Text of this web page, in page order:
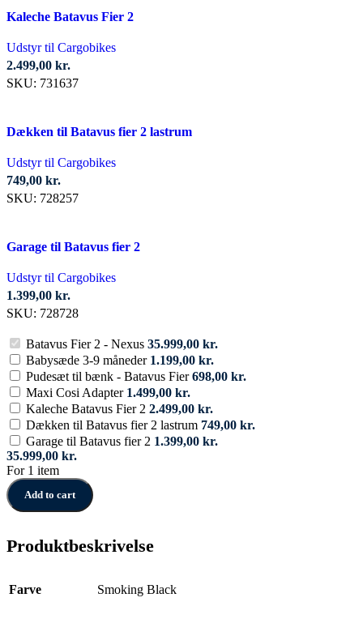
Kaleche Batavus Fier 2
Udstyr til Cargobikes
2.499,00 kr.
SKU: 731637
Dækken til Batavus fier 2 lastrum
Udstyr til Cargobikes
749,00 kr.
SKU: 728257
Garage til Batavus fier 2
Udstyr til Cargobikes
1.399,00 kr.
SKU: 728728
Batavus Fier 2 - Nexus 35.999,00 kr.
Babysæde 3-9 måneder 1.199,00 kr.
Pudesæt til bænk - Batavus Fier698,00 kr.
Maxi Cosi Adapter 1.499,00 kr.
Kaleche Batavus Fier 2 2.499,00 kr.
Dækken til Batavus fier 2 lastrum 749,00 kr.
Garage til Batavus fier 2 1.399,00 kr.
35.999,00 kr.
For 1 item
Add to cart
Produktbeskrivelse
Farve Smoking Black